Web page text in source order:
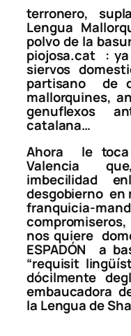
terronero,
Lengua
polvo de la
piojosa.cat :
siervos
partisano de
mallorquines,
genuflexos
catalana…
Ahora le
Valencia
imbecilidad
desgobierno en
franquicia-
nos quiere
ESPADÓN a
“requisit
dócilmente
embaucadora
la Lengua de